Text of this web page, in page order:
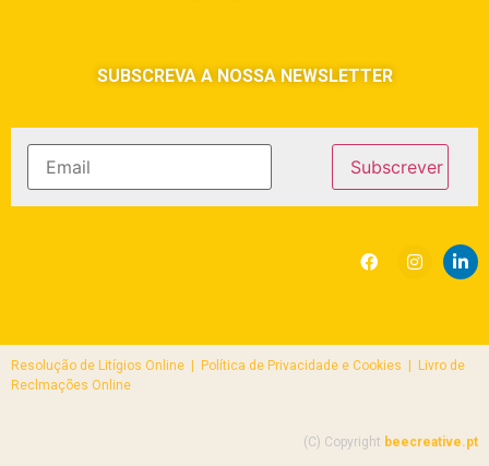
SUBSCREVA A NOSSA NEWSLETTER
Resolução de Litígios Online | Política de Privacidade e Cookies | Livro de
Reclmações Online
(C) Copyright beecreative.pt